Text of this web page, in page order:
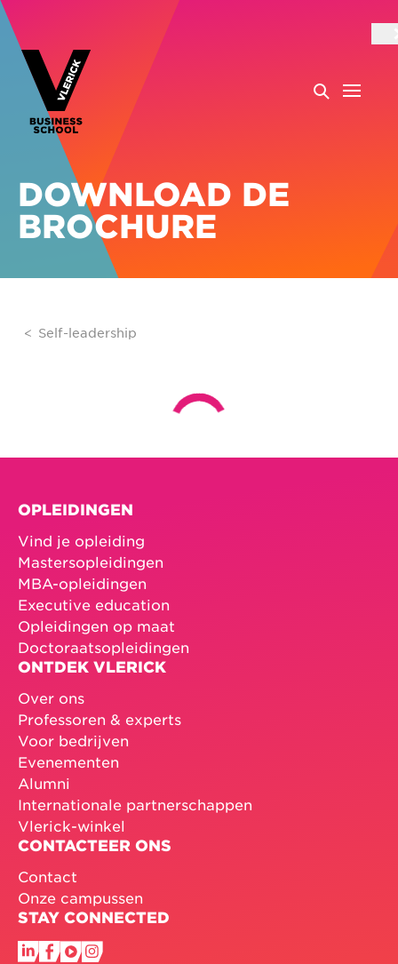
DOWNLOAD DE
BROCHURE
Self-leadership
OPLEIDINGEN
Vind je opleiding
Mastersopleidingen
MBA-opleidingen
Executive education
Opleidingen op maat
Doctoraatsopleidingen
ONTDEK VLERICK
Over ons
Professoren & experts
Voor bedrijven
Evenementen
Alumni
Internationale partnerschappen
Vlerick-winkel
CONTACTEER ONS
Contact
Onze campussen
STAY CONNECTED